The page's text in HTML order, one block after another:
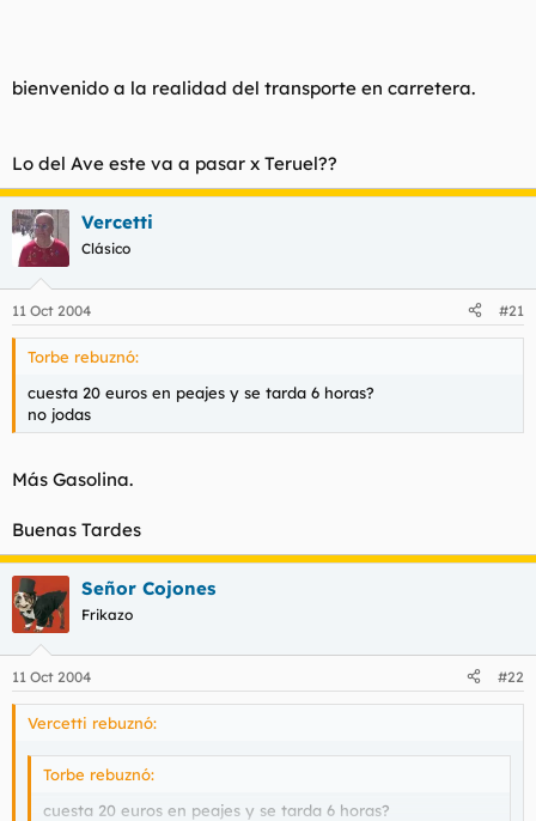
bienvenido a la realidad del transporte en carretera.
Lo del Ave este va a pasar x Teruel??
Vercetti
Clásico
11 Oct 2004 #21
Torbe rebuznó:
cuesta 20 euros en peajes y se tarda 6 horas?
no jodas
Más Gasolina.
Buenas Tardes
Señor Cojones
Frikazo
11 Oct 2004 #22
Vercetti rebuznó:
Torbe rebuznó:
cuesta 20 euros en peajes y se tarda 6 horas?